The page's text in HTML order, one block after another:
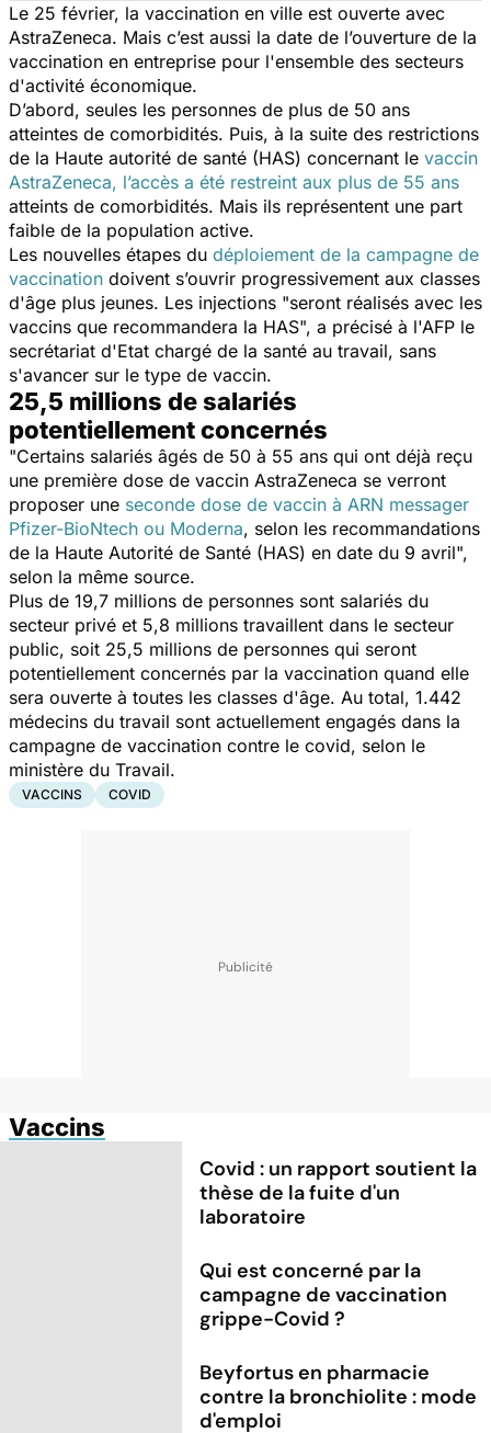
Le 25 février, la vaccination en ville est ouverte avec
AstraZeneca. Mais c’est aussi la date de l’ouverture de la
vaccination en entreprise pour l'ensemble des secteurs
d'activité économique.
D’abord, seules les personnes de plus de 50 ans
atteintes de comorbidités. Puis, à la suite des restrictions
de la Haute autorité de santé (HAS) concernant le vaccin
AstraZeneca, l’accès a été restreint aux plus de 55 ans
atteints de comorbidités. Mais ils représentent une part
faible de la population active.
Les nouvelles étapes du déploiement de la campagne de
vaccination doivent s’ouvrir progressivement aux classes
d'âge plus jeunes. Les injections "seront réalisés avec les
vaccins que recommandera la HAS", a précisé à l'AFP le
secrétariat d'Etat chargé de la santé au travail, sans
s'avancer sur le type de vaccin.
25,5 millions de salariés
potentiellement concernés
"Certains salariés âgés de 50 à 55 ans qui ont déjà reçu
une première dose de vaccin AstraZeneca se verront
proposer une seconde dose de vaccin à ARN messager
Pfizer-BioNtech ou Moderna, selon les recommandations
de la Haute Autorité de Santé (HAS) en date du 9 avril",
selon la même source.
Plus de 19,7 millions de personnes sont salariés du
secteur privé et 5,8 millions travaillent dans le secteur
public, soit 25,5 millions de personnes qui seront
potentiellement concernés par la vaccination quand elle
sera ouverte à toutes les classes d'âge. Au total, 1.442
médecins du travail sont actuellement engagés dans la
campagne de vaccination contre le covid, selon le
ministère du Travail.
VACCINS COVID
Vaccins
Covid : un rapport soutient la
thèse de la fuite d'un
laboratoire
Qui est concerné par la
campagne de vaccination
grippe-Covid ?
Beyfortus en pharmacie
contre la bronchiolite : mode
d'emploi